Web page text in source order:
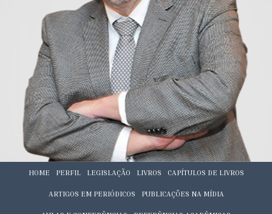
HOME PERFIL LEGISLAÇÃO LIVROS CAPÍTULOS DE LIVROS
ARTIGOS EM PERIÓDICOS PUBLICAÇÕES NA MÍDIA